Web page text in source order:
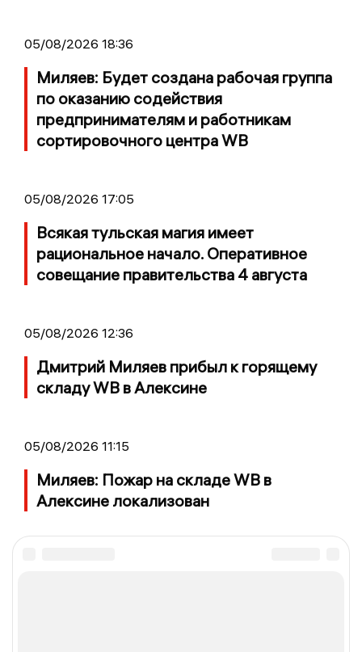
05/08/2026 18:36
Миляев: Будет создана рабочая группа
по оказанию содействия
предпринимателям и работникам
сортировочного центра WB
05/08/2026 17:05
Всякая тульская магия имеет
рациональное начало. Оперативное
совещание правительства 4 августа
05/08/2026 12:36
Дмитрий Миляев прибыл к горящему
складу WB в Алексине
05/08/2026 11:15
Миляев: Пожар на складе WB в
Алексине локализован